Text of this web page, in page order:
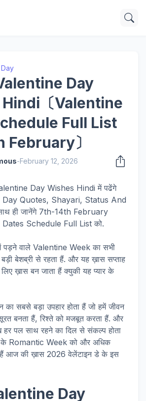
Day
〔Valentine
Full List
February〕
-February 12, 2026
Day Wishes Hindi में पढेंगे
Quotes, Shayari, Status And
ही जानेंगे 7th-14th February
Schedule Full List को.
में पड़ने वाले Valentine Week का सभी
बड़ी बेशब्री से रहता हैं. और यह ख़ास सप्ताह
ख़ास बन जाता हैं क्युकी यह प्यार के
का सबसे बड़ा उपहार होता हैं जो हमें जीवन
बनता हैं, रिश्ते को मजबूत करता हैं. और
हर पल साथ रहने का दिल से संकल्प होता
Romantic Week को और अधिक
आज की ख़ास 2026 वेलेंटाइन डे के इस
Day